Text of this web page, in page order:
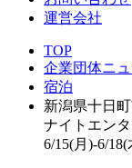
運営会社
TOP
企業団体ニ
宿泊
新潟県十日
ナイトエン
6/15(月)-6/